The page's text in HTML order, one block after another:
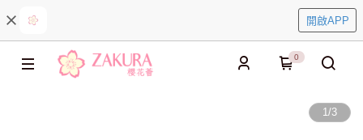
開啟APP
0
1/3